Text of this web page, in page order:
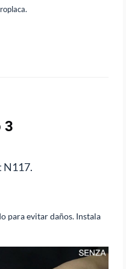
3
N117.
para evitar daños. Instala